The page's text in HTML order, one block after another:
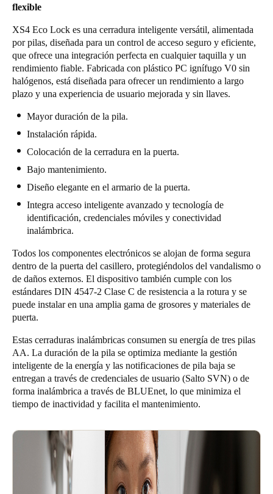
flexible
XS4 Eco Lock es una cerradura inteligente versátil, alimentada
por pilas, diseñada para un control de acceso seguro y eficiente,
que ofrece una integración perfecta en cualquier taquilla y un
rendimiento fiable. Fabricada con plástico PC ignífugo V0 sin
halógenos, está diseñada para ofrecer un rendimiento a largo
plazo y una experiencia de usuario mejorada y sin llaves.
Mayor duración de la pila.
Instalación rápida.
Colocación de la cerradura en la puerta.
Bajo mantenimiento.
Diseño elegante en el armario de la puerta.
Integra acceso inteligente avanzado y tecnología de
identificación, credenciales móviles y conectividad
inalámbrica.
Todos los componentes electrónicos se alojan de forma segura
dentro de la puerta del casillero, protegiéndolos del vandalismo o
de daños externos. El dispositivo también cumple con los
estándares DIN 4547-2 Clase C de resistencia a la rotura y se
puede instalar en una amplia gama de grosores y materiales de
puerta.
Estas cerraduras inalámbricas consumen su energía de tres pilas
AA. La duración de la pila se optimiza mediante la gestión
inteligente de la energía y las notificaciones de pila baja se
entregan a través de credenciales de usuario (Salto SVN) o de
forma inalámbrica a través de BLUEnet, lo que minimiza el
tiempo de inactividad y facilita el mantenimiento.